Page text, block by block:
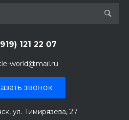
121 22 07
world@mail.ru
звонок
ул. Тимирязева, 27